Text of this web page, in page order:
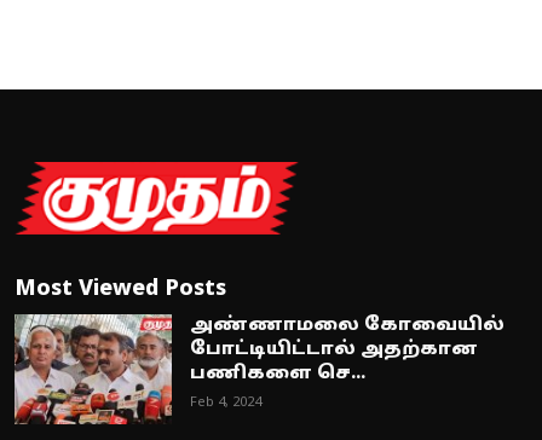
Most Viewed Posts
அண்ணாமலை கோவையில்
போட்டியிட்டால் அதற்கான
பணிகளை செ...
Feb 4, 2024